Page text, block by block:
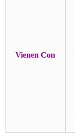
Vienen Con